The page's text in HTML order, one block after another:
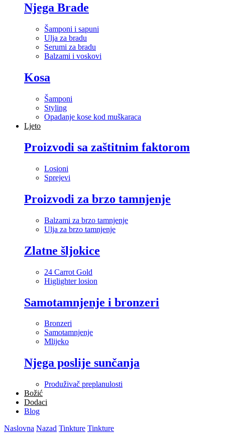
Njega Brade
Šamponi i sapuni
Ulja za bradu
Serumi za bradu
Balzami i voskovi
Kosa
Šamponi
Styling
Opadanje kose kod muškaraca
Ljeto
Proizvodi sa zaštitnim faktorom
Losioni
Sprejevi
Proizvodi za brzo tamnjenje
Balzami za brzo tamnjenje
Ulja za brzo tamnjenje
Zlatne šljokice
24 Carrot Gold
Higlighter losion
Samotamnjenje i bronzeri
Bronzeri
Samotamnjenje
Mlijeko
Njega poslije sunčanja
Produživač preplanulosti
Božić
Dodaci
Blog
Naslovna Nazad Tinkture Tinkture